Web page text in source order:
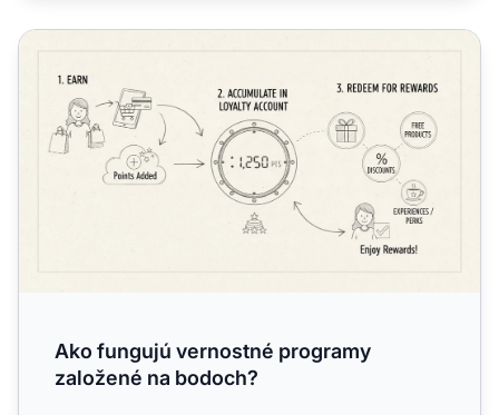
Ako fungujú vernostné programy založené na bodoch?
Ako fungujú vernostné programy
založené na bodoch?